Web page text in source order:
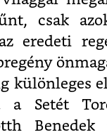
csak
eredeti
különleges
a Setét